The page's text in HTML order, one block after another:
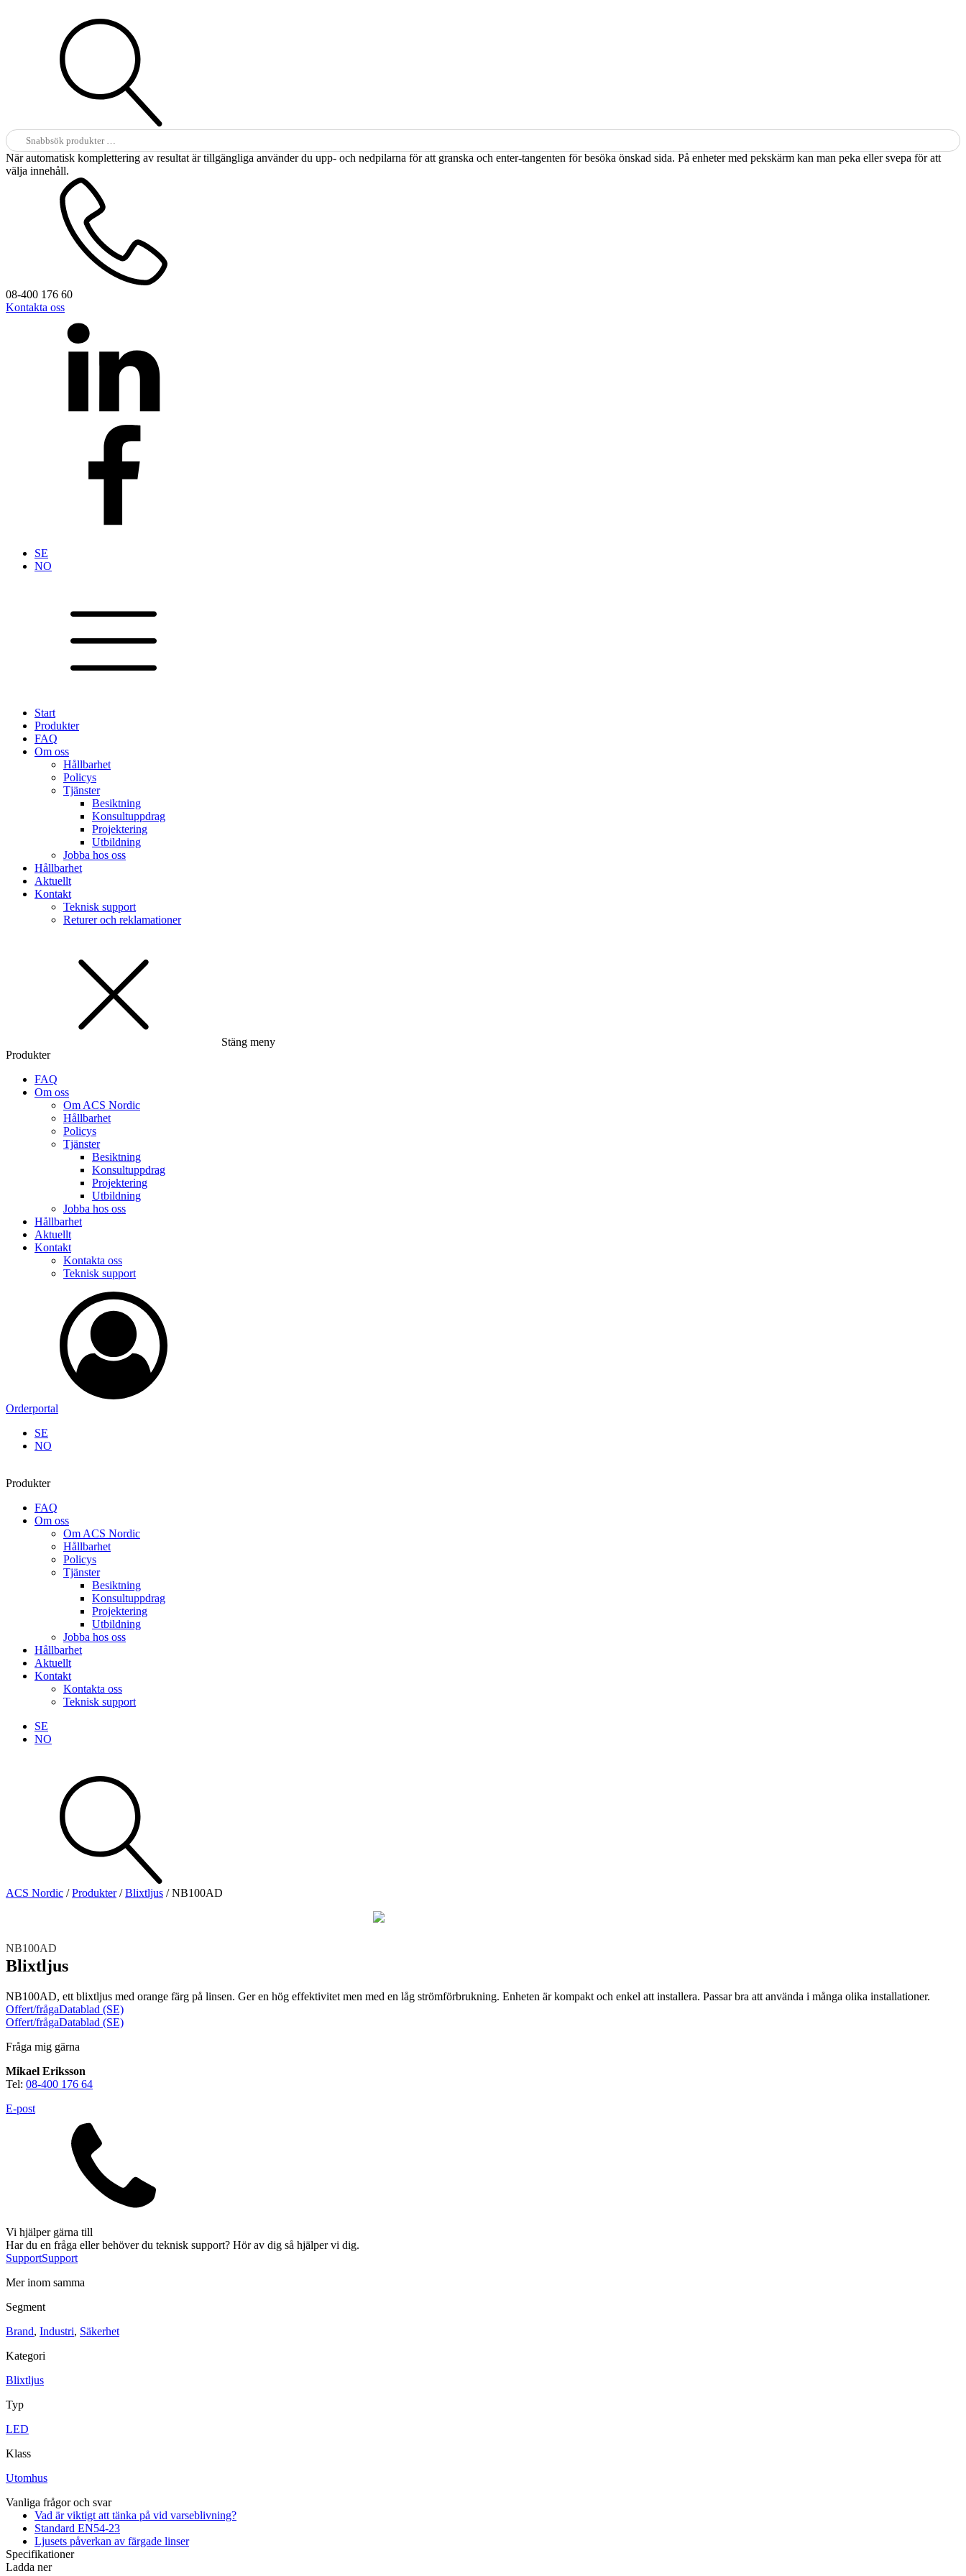
Sök
efter:
När automatisk komplettering av resultat är tillgängliga använder du upp- och nedpilarna för att granska och enter-tangenten för besöka önskad sida. På enheter med pekskärm kan man peka eller svepa för att
välja innehåll.
08-400 176 60
Kontakta oss
SE
NO
Start
Produkter
FAQ
Om oss
Hållbarhet
Policys
Tjänster
Besiktning
Konsultuppdrag
Projektering
Utbildning
Jobba hos oss
Hållbarhet
Aktuellt
Kontakt
Teknisk support
Returer och reklamationer
Stäng meny
Produkter
FAQ
Om oss
Om ACS Nordic
Hållbarhet
Policys
Tjänster
Besiktning
Konsultuppdrag
Projektering
Utbildning
Jobba hos oss
Hållbarhet
Aktuellt
Kontakt
Kontakta oss
Teknisk support
Orderportal
SE
NO
Produkter
FAQ
Om oss
Om ACS Nordic
Hållbarhet
Policys
Tjänster
Besiktning
Konsultuppdrag
Projektering
Utbildning
Jobba hos oss
Hållbarhet
Aktuellt
Kontakt
Kontakta oss
Teknisk support
SE
NO
Se alla kategorier
Se alla produkter
BlixtljusSirenerKombinerade enheter
Larmsystem Larmklockor
SirenerKombinerade enheter
Industri
SirenerKombinerade enheter
Ex-klassade
Blixtljus
Kombinerade enheter
Detektorer
Tillbehör
ACS Nordic /Produkter/Blixtljus /NB100AD
NB100AD
Blixtljus
NB100AD, ett blixtljus med orange färg på linsen. Ger en hög effektivitet men med en låg strömförbrukning. Enheten är kompakt och enkel att installera. Passar bra att använda i många olika installationer.
Offert/frågaDatablad (SE)
Offert/frågaDatablad (SE)
Fråga mig gärna
Mikael Eriksson
Tel: 08-400 176 64
E-post
Vi hjälper gärna till
Har du en fråga eller behöver du teknisk support? Hör av dig så hjälper vi dig.
SupportSupport
Mer inom samma
Segment
Brand, Industri, Säkerhet
Kategori
Blixtljus
Typ
LED
Klass
Utomhus
Vanliga frågor och svar
Vad är viktigt att tänka på vid varseblivning?
Standard EN54-23
Ljusets påverkan av färgade linser
Specifikationer
Ladda ner